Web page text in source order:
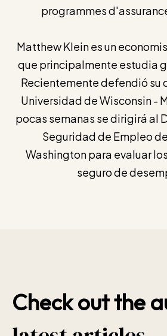
programmes
Matthew Klein es un
que principalmente estudia
Recientemente defendió su
Universidad de Wisconsin -
pocas semanas se dirigirá al
Seguridad de Empleo
Washington para evaluar
seguro de
Check out the